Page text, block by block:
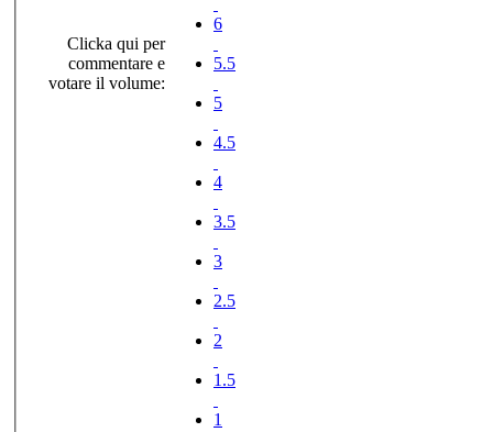
Clicka qui per
commentare e
votare il volume:
6
5.5
5
4.5
4
3.5
3
2.5
2
1.5
1